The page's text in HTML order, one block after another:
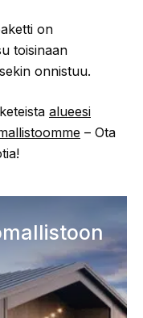
on
toisinaan
onnistuu.
alueesi
– Ota